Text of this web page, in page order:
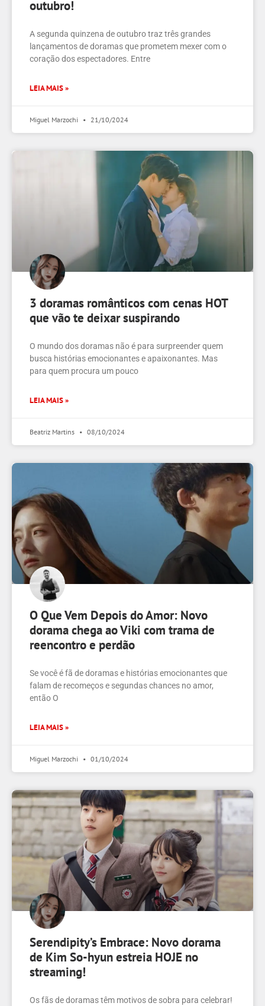
outubro!
A segunda quinzena de outubro traz três grandes
lançamentos de doramas que prometem mexer com o
coração dos espectadores. Entre
LEIA MAIS »
Miguel Marzochi 21/10/2024
3 doramas românticos com cenas HOT
que vão te deixar suspirando
O mundo dos doramas não é para surpreender quem
busca histórias emocionantes e apaixonantes. Mas
para quem procura um pouco
LEIA MAIS »
Beatriz Martins 08/10/2024
O Que Vem Depois do Amor: Novo
dorama chega ao Viki com trama de
reencontro e perdão
Se você é fã de doramas e histórias emocionantes que
falam de recomeços e segundas chances no amor,
então O
LEIA MAIS »
Miguel Marzochi 01/10/2024
Serendipity’s Embrace: Novo dorama
de Kim So-hyun estreia HOJE no
streaming!
Os fãs de doramas têm motivos de sobra para celebrar!